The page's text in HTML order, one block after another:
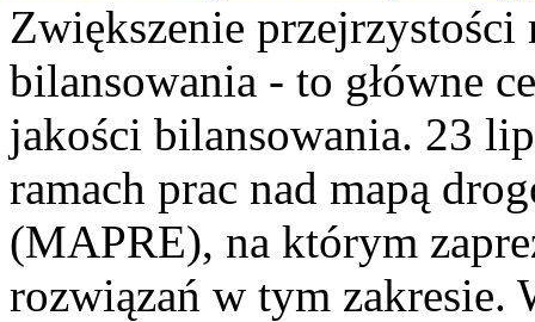
Zwiększenie
bilansowania - to główne
jakości bilansowania. 23
ramach prac nad mapą
(MAPRE), na którym
rozwiązań w tym zakresie.